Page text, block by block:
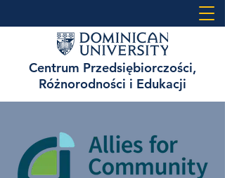
Centrum Przedsiębiorczości,
Różnorodności i Edukacji